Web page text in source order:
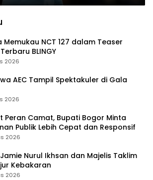
Memukau NCT 127 dalam Teaser
BLINGY
2026
AEC Tampil Spektakuler di Gala
2026
Peran Camat, Bupati Bogor Minta
Publik Lebih Cepat dan Responsif
2026
Nurul Ikhsan dan Majelis Taklim
Kebakaran
2026